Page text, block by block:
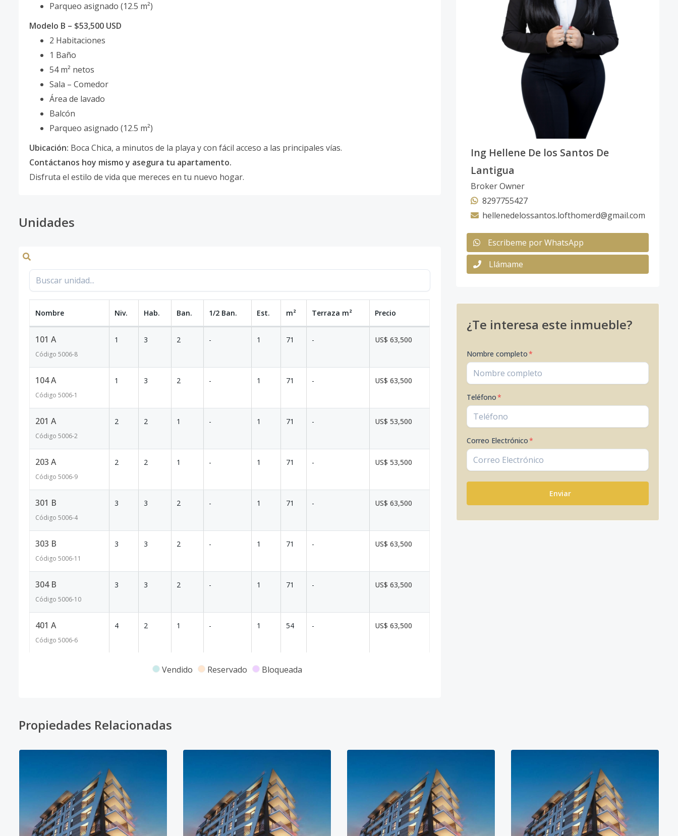
Parqueo asignado (12.5 m²)
Modelo B – $53,500 USD
2 Habitaciones
1 Baño
54 m² netos
Sala – Comedor
Área de lavado
Balcón
Parqueo asignado (12.5 m²)
Ubicación: Boca Chica, a minutos de la playa y con fácil acceso a las principales vías.
Contáctanos hoy mismo y asegura tu apartamento.
Disfruta el estilo de vida que mereces en tu nuevo hogar.
Unidades
Nombre Niv. Hab. Ban. 1/2 Ban. Est. m² Terraza m² Precio
101 A
Código 5006-8
1 3 2 - 1 71 - US$ 63,500
104 A
Código 5006-1
1 3 2 - 1 71 - US$ 63,500
201 A
Código 5006-2
2 2 1 - 1 71 - US$ 53,500
203 A
Código 5006-9
2 2 1 - 1 71 - US$ 53,500
301 B
Código 5006-4
3 3 2 - 1 71 - US$ 63,500
303 B
Código 5006-11
3 3 2 - 1 71 - US$ 63,500
304 B
Código 5006-10
3 3 2 - 1 71 - US$ 63,500
401 A
Código 5006-6
4 2 1 - 1 54 - US$ 63,500
Vendido Reservado Bloqueada
Ing Hellene De los Santos De
Lantigua
Broker Owner
8297755427
hellenedelossantos.lofthomerd@gmail.com
Escribeme por WhatsApp
Llámame
¿Te interesa este inmueble?
Nombre completo*
Teléfono*
Correo Electrónico*
Enviar
Propiedades Relacionadas